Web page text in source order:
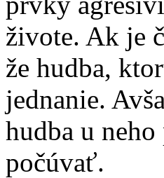
živote. Ak je
že hudba,
jednanie.
hudba u
počúvať.